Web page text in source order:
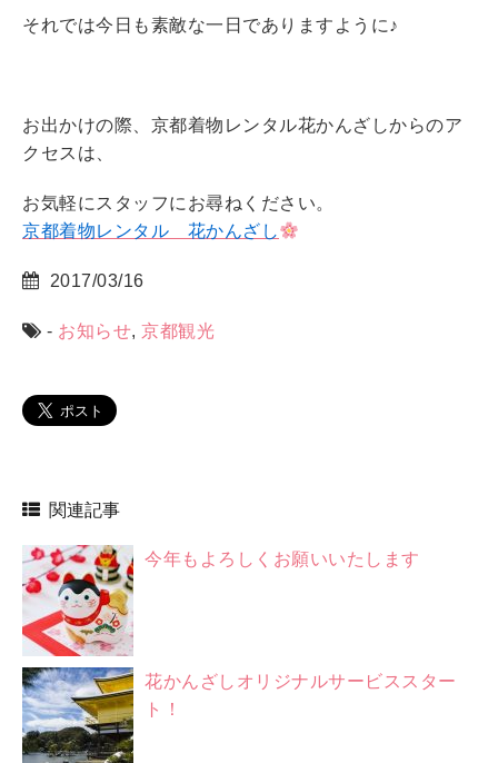
それでは今日も素敵な一日でありますように♪
お出かけの際、京都着物レンタル花かんざしからのア
クセスは、
お気軽にスタッフにお尋ねください。
京都着物レンタル 花かんざし
2017/03/16
- お知らせ, 京都観光
関連記事
今年もよろしくお願いいたします
花かんざしオリジナルサービススター
ト！